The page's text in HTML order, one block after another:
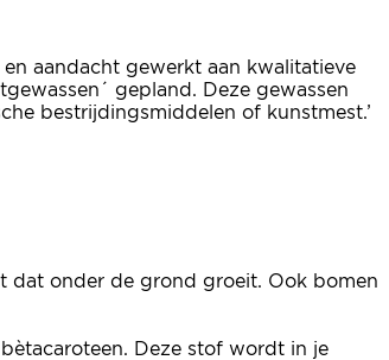
aandacht gewerkt aan kwalitatieve
gepland. Deze gewassen
bestrijdingsmiddelen of kunstmest.’
dat onder de grond groeit. Ook bomen
Deze stof wordt in je